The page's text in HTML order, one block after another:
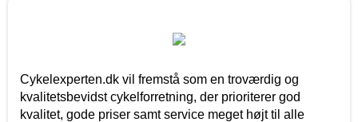
Cykelexperten.dk vil fremstå som en troværdig og
kvalitetsbevidst cykelforretning, der prioriterer god
kvalitet, gode priser samt service meget højt til alle